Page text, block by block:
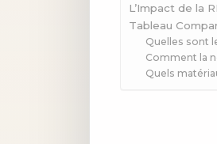
L’Impact de la
Tableau
Quelles sont
Comment la
Quels